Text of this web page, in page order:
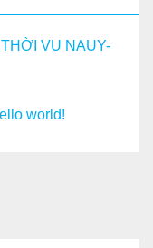
VỤ NAUY-
world!